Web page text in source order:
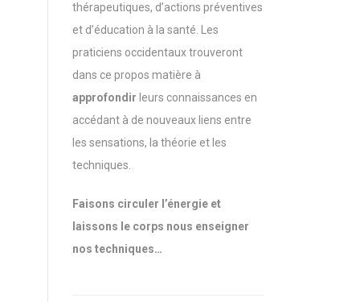
thérapeutiques, d’actions préventives
et d’éducation à la santé. Les
praticiens occidentaux trouveront
dans ce propos matière à
approfondir leurs connaissances en
accédant à de nouveaux liens entre
les sensations, la théorie et les
techniques.
Faisons circuler l’énergie et
laissons le corps nous enseigner
nos techniques…